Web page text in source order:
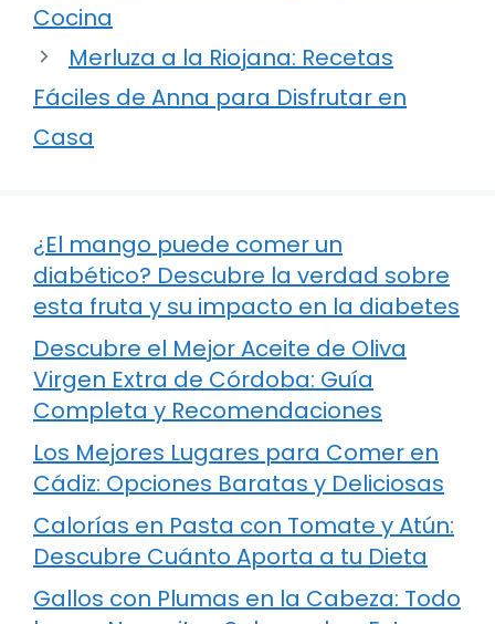
Cocina
Merluza a la Riojana: Recetas
Fáciles de Anna para Disfrutar en
Casa
¿El mango puede comer un
diabético? Descubre la verdad sobre
esta fruta y su impacto en la diabetes
Descubre el Mejor Aceite de Oliva
Virgen Extra de Córdoba: Guía
Completa y Recomendaciones
Los Mejores Lugares para Comer en
Cádiz: Opciones Baratas y Deliciosas
Calorías en Pasta con Tomate y Atún:
Descubre Cuánto Aporta a tu Dieta
Gallos con Plumas en la Cabeza: Todo